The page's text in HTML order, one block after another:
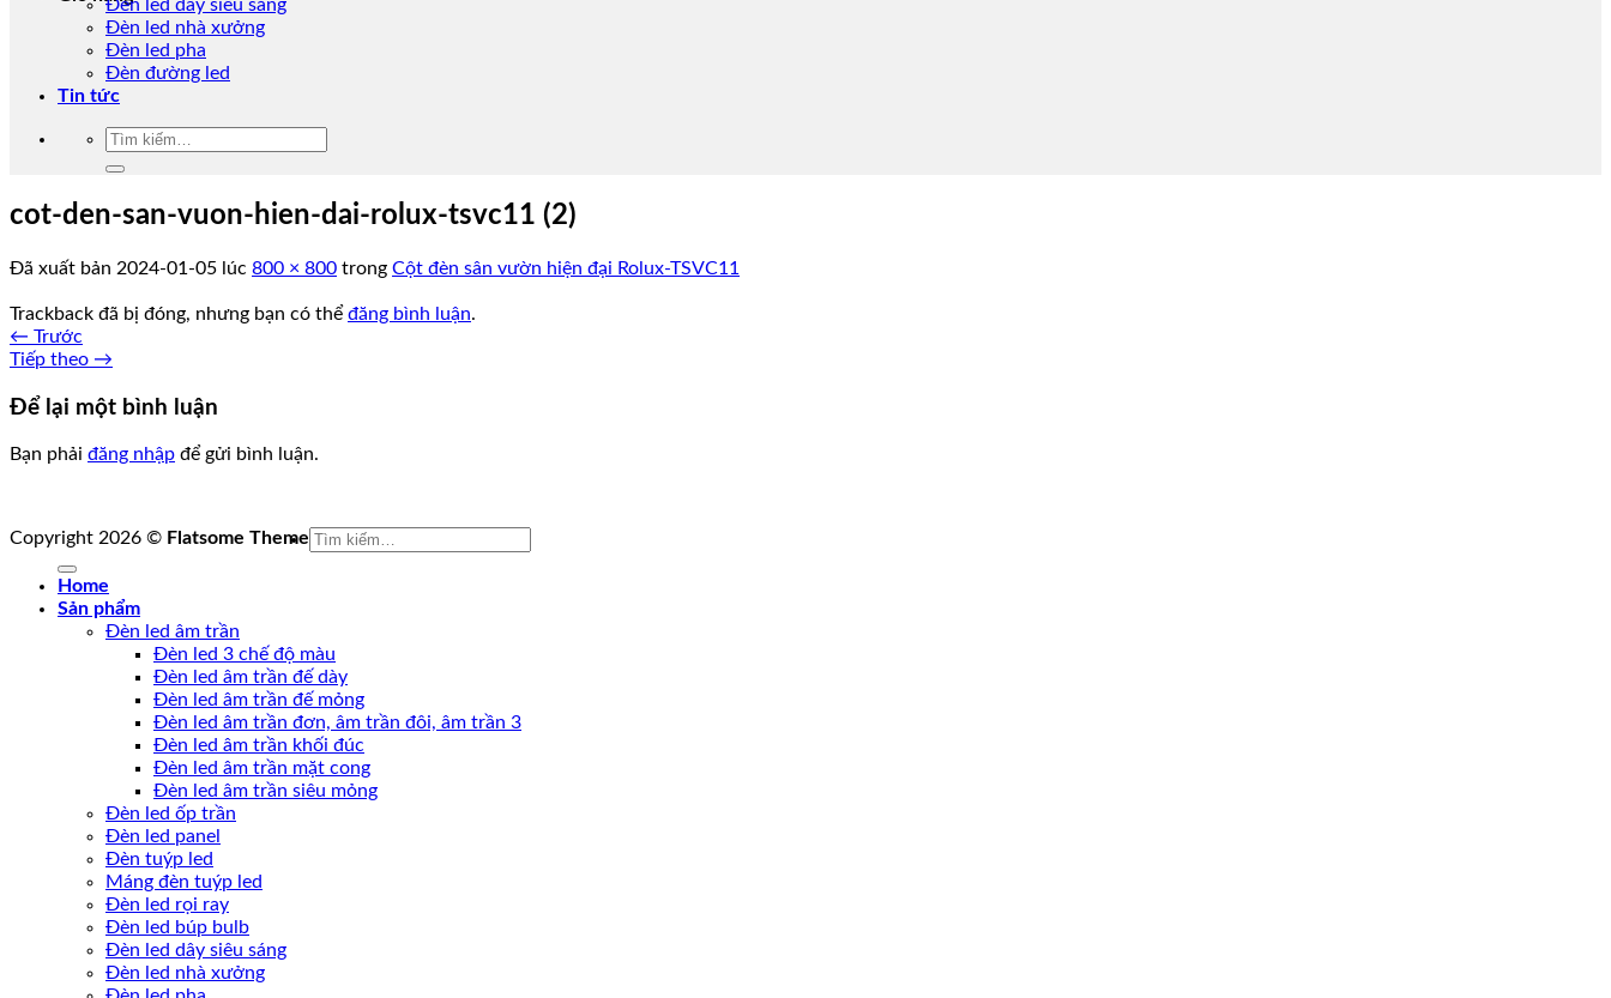
Đèn led dây siêu sáng
Đèn led nhà xưởng
Đèn led pha
Đèn đường led
Tin tức
Tìm
cot-den-san-vuon-hien-dai-rolux-tsvc11 (2)
Đã xuất bản 2024-01-05 lúc 800 × 800 trong Cột đèn sân vườn hiện đại Rolux-TSVC11
Trackback đã bị đóng, nhưng bạn có thể đăng bình luận.
← Trước
Tiếp theo →
Để lại một bình luận
Bạn phải đăng nhập để gửi bình luận.
Copyright 2026 © Flatsome Theme Tìm
Home
Sản phẩm
Đèn led âm trần
Đèn led 3 chế độ màu
Đèn led âm trần đế dày
Đèn led âm trần đế mỏng
Đèn led âm trần đơn, âm trần đôi, âm trần 3
Đèn led âm trần khối đúc
Đèn led âm trần mặt cong
Đèn led âm trần siêu mỏng
Đèn led ốp trần
Đèn led panel
Đèn tuýp led
Máng đèn tuýp led
Đèn led rọi ray
Đèn led búp bulb
Đèn led dây siêu sáng
Đèn led nhà xưởng